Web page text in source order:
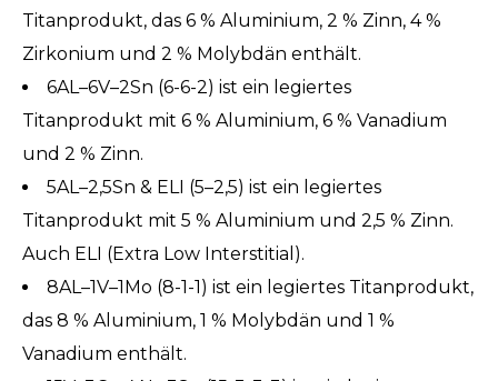
Titanprodukt, das 6 % Aluminium, 2 % Zinn, 4 %
Zirkonium und 2 % Molybdän enthält.
6AL–6V–2Sn (6-6-2) ist ein legiertes
Titanprodukt mit 6 % Aluminium, 6 % Vanadium
und 2 % Zinn.
5AL–2,5Sn & ELI (5–2,5) ist ein legiertes
Titanprodukt mit 5 % Aluminium und 2,5 % Zinn.
Auch ELI (Extra Low Interstitial).
8AL–1V–1Mo (8-1-1) ist ein legiertes Titanprodukt,
das 8 % Aluminium, 1 % Molybdän und 1 %
Vanadium enthält.